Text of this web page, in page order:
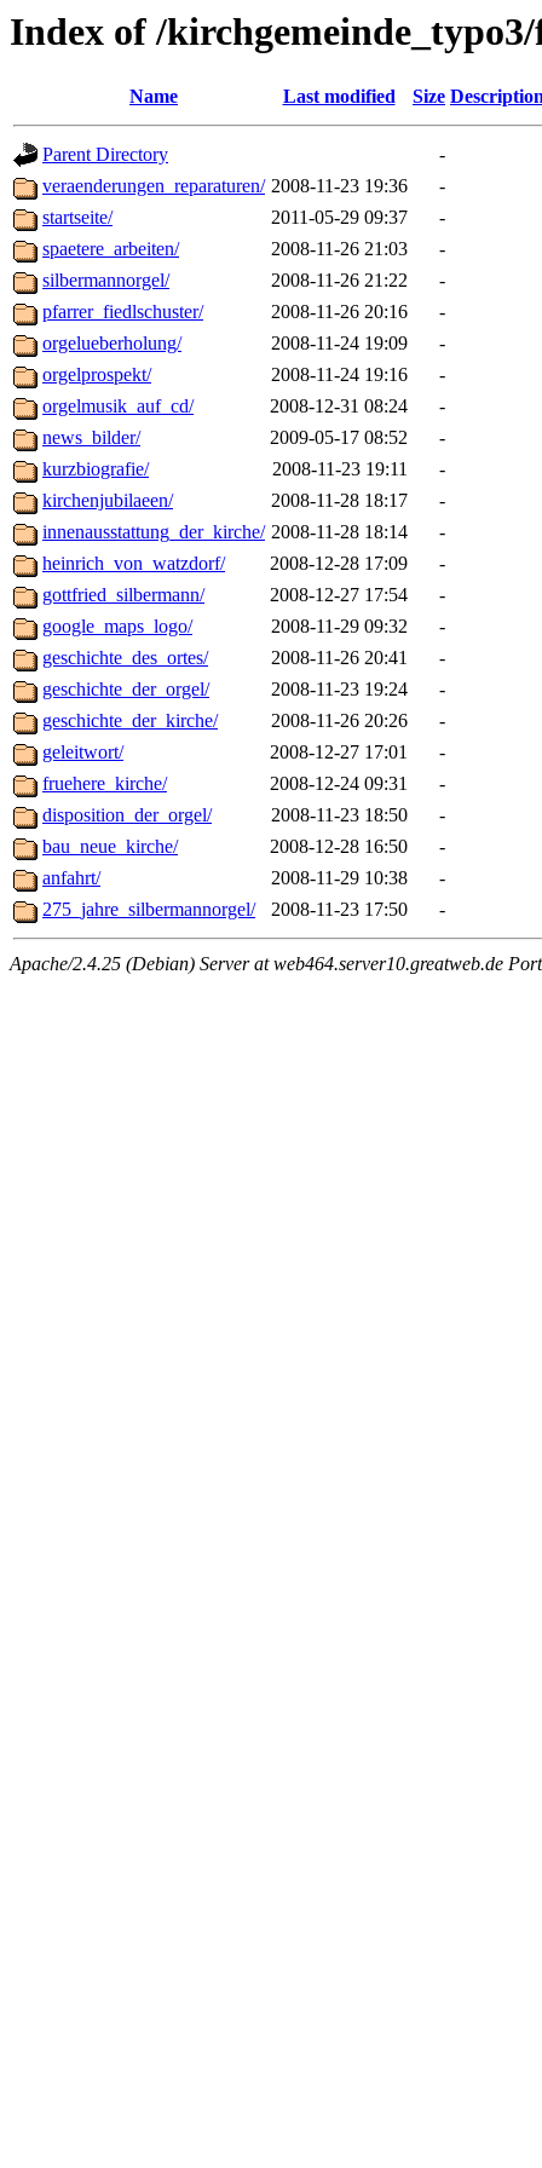
Index of /
Name Last modified Size
Parent Directory
-
veraenderungen_reparaturen/ 2008-11-23 19:36
-
startseite/
2011-05-29 09:37
-
spaetere_arbeiten/
2008-11-26 21:03
-
silbermannorgel/
2008-11-26 21:22
-
pfarrer_fiedlschuster/
2008-11-26 20:16
-
orgelueberholung/
2008-11-24 19:09
-
orgelprospekt/
2008-11-24 19:16
-
orgelmusik_auf_cd/
2008-12-31 08:24
-
news_bilder/
2009-05-17 08:52
-
kurzbiografie/
2008-11-23 19:11
-
kirchenjubilaeen/
2008-11-28 18:17
-
innenausstattung_der_kirche/ 2008-11-28 18:14
-
heinrich_von_watzdorf/
2008-12-28 17:09
-
gottfried_silbermann/
2008-12-27 17:54
-
google_maps_logo/
2008-11-29 09:32
-
geschichte_des_ortes/
2008-11-26 20:41
-
geschichte_der_orgel/
2008-11-23 19:24
-
geschichte_der_kirche/
2008-11-26 20:26
-
geleitwort/
2008-12-27 17:01
-
fruehere_kirche/
2008-12-24 09:31
-
disposition_der_orgel/
2008-11-23 18:50
-
bau_neue_kirche/
2008-12-28 16:50
-
anfahrt/
2008-11-29 10:38
-
275_jahre_silbermannorgel/
2008-11-23 17:50 -
Apache/2.4.25 (Debian) Server at web464.server10.greatweb.de